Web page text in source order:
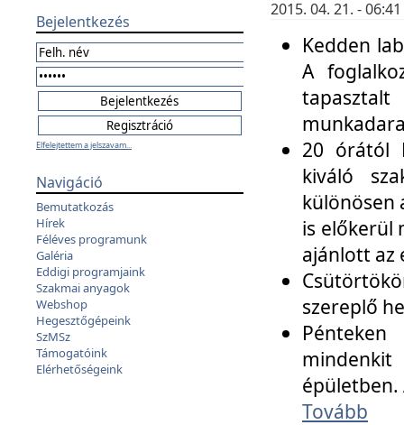
Bejelentkezés
Elfelejtettem a jelszavam...
Navigáció
Bemutatkozás
Hírek
Féléves programunk
Galéria
Eddigi programjaink
Szakmai anyagok
Webshop
Hegesztőgépeink
SzMSz
Támogatóink
Elérhetőségeink
2015. 04. 21. -
Kedden
A
20 órától
kiváló
különösen
is előkerül
ajánlott az
szereplő
épületben.
Tovább